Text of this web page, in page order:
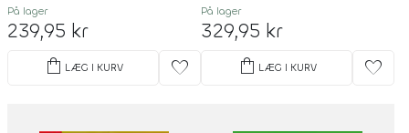
På lager
239,95 kr
shopping_bag LÆG I KURV favorite
På lager
329,95 kr
shopping_bag LÆG I KURV favorite